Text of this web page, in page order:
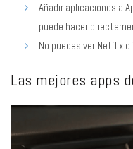
Añadir aplicaciones a
puede hacer
No puedes ver Netflix o
Las mejores apps